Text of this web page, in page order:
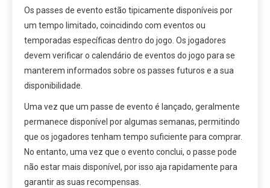
Os passes de evento estão tipicamente disponíveis por
um tempo limitado, coincidindo com eventos ou
temporadas específicas dentro do jogo. Os jogadores
devem verificar o calendário de eventos do jogo para se
manterem informados sobre os passes futuros e a sua
disponibilidade.
Uma vez que um passe de evento é lançado, geralmente
permanece disponível por algumas semanas, permitindo
que os jogadores tenham tempo suficiente para comprar.
No entanto, uma vez que o evento conclui, o passe pode
não estar mais disponível, por isso aja rapidamente para
garantir as suas recompensas.